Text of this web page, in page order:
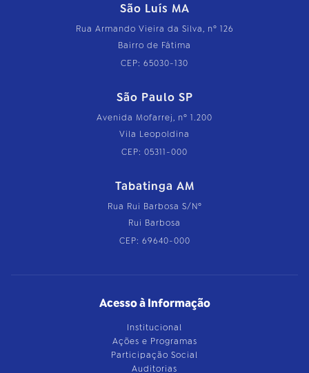
São Luís MA
Rua Armando Vieira da Silva, nº 126
Bairro de Fátima
CEP: 65030-130
São Paulo SP
Avenida Mofarrej, nº 1.200
Vila Leopoldina
CEP: 05311-000
Tabatinga AM
Rua Rui Barbosa S/Nº
Rui Barbosa
CEP: 69640-000
Acesso à Informação
Institucional
Ações e Programas
Participação Social
Auditorias